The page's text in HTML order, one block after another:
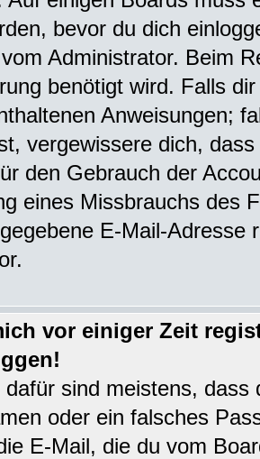
bevor du dich
Administrator. Beim
benötigt wird. Falls
Anweisungen;
vergewissere dich,
den Gebrauch der
eines Missbrauchs des
E-Mail-Adresse
vor einiger Zeit
dafür sind meistens, dass
oder ein falsches
E-Mail, die du vom